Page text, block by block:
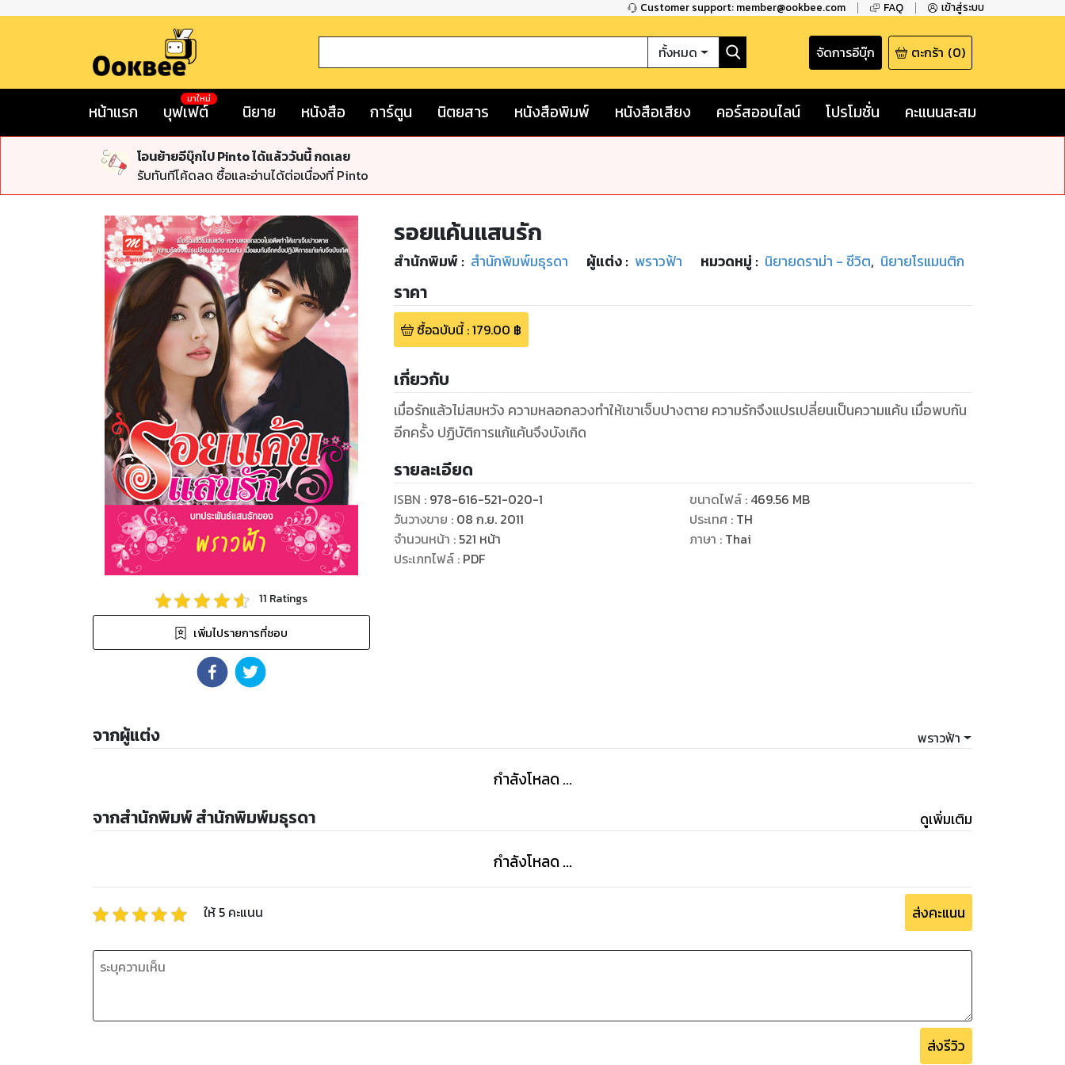
Customer support: member@ookbee.com FAQ เข้าสู่ระบบ
ทั้งหมด จัดการอีบุ๊ก ตะกร้า (0)
หน้าแรก บุฟเฟต์
มาใหม่
นิยาย หนังสือ การ์ตูน นิตยสาร หนังสือพิมพ์ หนังสือเสียง คอร์สออนไลน์ โปรโมชั่น คะแนนสะสม
โอนย้ายอีบุ๊กไป Pinto ได้แล้ววันนี้ กดเลย
รับทันทีโค้ดลด ซื้อและอ่านได้ต่อเนื่องที่ Pinto
11 Ratings
เพิ่มไปรายการที่ชอบ
รอยแค้นแสนรัก
สำนักพิมพ์ : สำนักพิมพ์มธุรดา ผู้แต่ง : พราวฟ้า หมวดหมู่ : นิยายดราม่า - ชีวิต, นิยายโรแมนติก
ราคา
ซื้อฉบับนี้:179.00 ฿
เกี่ยวกับ
เมื่อรักแล้วไม่สมหวัง ความหลอกลวงทำให้เขาเจ็บปางตาย ความรักจึงแปรเปลี่ยนเป็นความแค้น เมื่อพบกัน
อีกครั้ง ปฏิบัติการแก้แค้นจึงบังเกิด
รายละเอียด
ISBN : 978-616-521-020-1
วันวางขาย : 08 ก.ย. 2011
จำนวนหน้า : 521 หน้า
ประเภทไฟล์: PDF
ขนาดไฟล์: 469.56 MB
ประเทศ : TH
ภาษา : Thai
จากผู้แต่ง พราวฟ้า
กำลังโหลด ...
จากสำนักพิมพ์ สำนักพิมพ์มธุรดา ดูเพิ่มเติม
กำลังโหลด ...
ให้ 5 คะแนน ส่งคะแนน
ส่งรีวิว